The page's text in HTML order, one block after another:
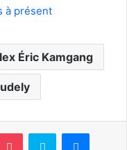
Éric Kamgang
Pocket Skype